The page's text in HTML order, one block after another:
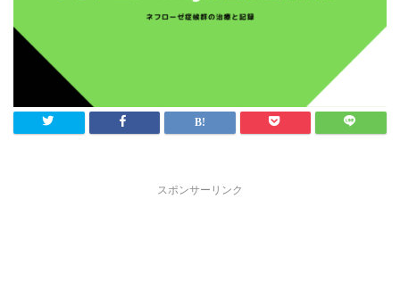
スポンサーリンク